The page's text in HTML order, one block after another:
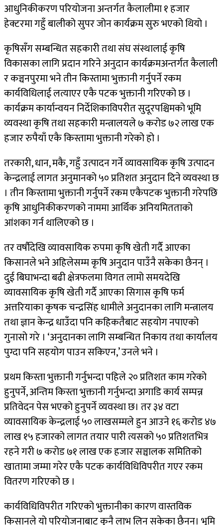
आधुनिकीकरण परियोजना अन्तर्गत कैलालीमा १ हजार
हेक्टरमा गहुँ बालीको सुपर जोन कार्यक्रम सुरु भएको थियो ।
कृषिसँग सम्बन्धित सहकारी तथा संघ संस्थालाई कृषि
विकासका लागि प्रदान गरिने अनुदान कार्यक्रमअन्तर्गत कैलाली
र कञ्चनपुरमा भने तीन किस्तामा भुक्तानी गर्नुपर्ने रकम
कार्यविधिलाई लत्याएर एकै पटक भुक्तानी गरिएको छ ।
कार्यक्रम कार्यान्वयन निर्देशिकाविपरीत सुदूरपश्चिमको भूमि
व्यवस्था कृषि तथा सहकारी मन्त्रालयले ७ करोड ७२ लाख एक
हजार रुपैयाँ एकै किस्तामा भुक्तानी गरेको हो ।
तरकारी, धान, मकै, गहुँ उत्पादन गर्ने व्यावसायिक कृषि उत्पादन
केन्द्रलाई लागत अनुमानको ५० प्रतिशत अनुदान दिने व्यवस्था छ
। तीन किस्तामा भुक्तानी गर्नुपर्ने रकम एकैपटक भुक्तानी गरेपछि
कृषि आधुनिकीकरणको नाममा आर्थिक अनियमितताको
आंशका गर्न थालिएको छ ।
तर वर्षौदेखि व्यावसायिक रुपमा कृषि खेती गर्दै आएका
किसानले भने अहिलेसम्म कृषि अनुदान पाउँनै सकेका छैनन् ।
दुई बिघाभन्दा बढी क्षेत्रफलमा विगत लामो समयदेखि
व्यावसायिक कृषि खेती गर्दै आएका सिगास कृषि फर्म
अत्तरियाका कृषक चन्द्रसिंह धामीले अनुदानका लागि मन्त्रालय
तथा ज्ञान केन्द्र धाउँदा पनि कहिकतैबाट सहयोग नपाएको
गुनासो गरे । ‘अनुदानका लागि सम्बन्धित निकाय तथा कार्यालय
पुग्दा पनि सहयोग पाउन सकिएन,’ उनले भने ।
प्रथम किस्ता भुक्तानी गर्नुभन्दा पहिले २० प्रतिशत काम गरेको
हुनुपर्ने, अन्तिम किस्ता भुक्तानी गर्नुभन्दा अगाडि कार्य सम्पन्न
प्रतिवेदन पेस भएको हुनुपर्ने व्यवस्था छ। तर ३४ वटा
व्यावसायिक केन्द्रलाई ५० लाखसम्मले हुन आउने १६ करोड ४७
लाख १५ हजारको लागत तयार पारी त्यसको ५० प्रतिशतभित्र
रहने गरी ७ करोड ७१ लाख एक हजार सञ्चालक समितिको
खातामा जम्मा गरेर एकै पटक कार्यविधिविपरीत गएर रकम
वितरण गरिएको छ ।
कार्यविधिविपरीत गरिएको भुक्तानीका कारण वास्तविक